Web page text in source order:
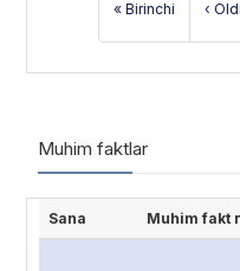
« Birinchi ‹
Muhim faktlar
Sana Muhim fakt